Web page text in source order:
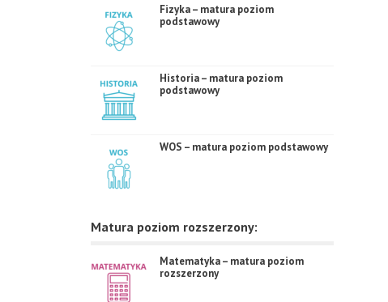
Fizyka – matura poziom
podstawowy
Historia – matura poziom
podstawowy
WOS – matura poziom podstawowy
Matura poziom rozszerzony:
Matematyka – matura poziom
rozszerzony